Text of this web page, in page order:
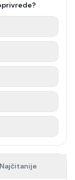
Najčitanije